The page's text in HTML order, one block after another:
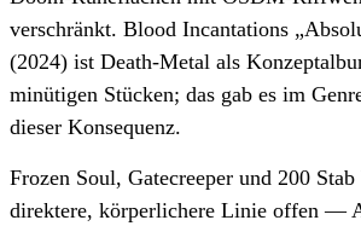
verschränkt. Blood Incantations
(2024) ist Death-Metal als
minütigen Stücken; das gab es im
dieser Konsequenz.
Frozen Soul, Gatecreeper und 200
direktere, körperlichere Linie offen —